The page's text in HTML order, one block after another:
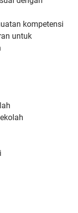
kompetensi
untuk